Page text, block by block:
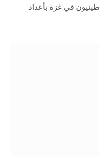
في غزة بأعداد